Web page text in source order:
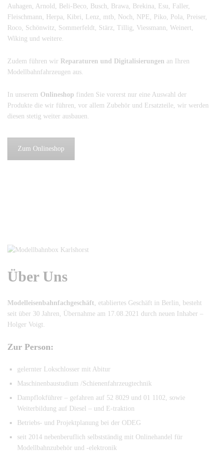
Auhagen, Arnold, Beli-Beco, Busch, Brawa, Brekina, Esu, Faller,
Fleischmann, Herpa, Kibri, Lenz, mtb, Noch, NPE, Piko, Pola, Preiser,
Roco, Schönwitz, Sommerfeldt, Stärz, Tillig, Viessmann, Weinert,
Wiking und weitere.
Zudem führen wir Reparaturen und Digitalisierungen an Ihren
Modellbahnfahrzeugen aus.
In unserem Onlineshop finden Sie vorerst nur eine Auswahl der
Produkte die wir führen, vor allem Zubehör und Ersatzteile, wir werden
diesen stetig weiter ausbauen.
Zum Onlineshop
Über Uns
Modelleisenbahnfachgeschäft , etabliertes Geschäft in Berlin, besteht
seit über 30 Jahren, Übernahme am 17.08.2021 durch neuen Inhaber –
Holger Voigt.
Zur Person:
gelernter Lokschlosser mit Abitur
Maschinenbaustudium /Schienenfahrzeugtechnik
Dampflokführer – gefahren auf 52 8029 und 01 1102, sowie
Weiterbildung auf Diesel – und E-traktion
Betriebs- und Projektplanung bei der ODEG
seit 2014 nebenberuflich selbstständig mit Onlinehandel für
Modellbahnzubehör und -elektronik